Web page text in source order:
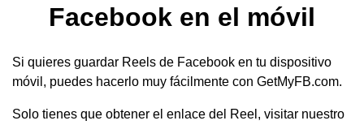
Facebook en el móvil
Si quieres guardar Reels de Facebook en tu dispositivo
móvil, puedes hacerlo muy fácilmente con GetMyFB.com.
Solo tienes que obtener el enlace del Reel, visitar nuestro